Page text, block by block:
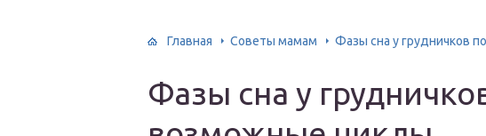
Главная Советы мамам Фазы сна у грудничков
Фазы сна у